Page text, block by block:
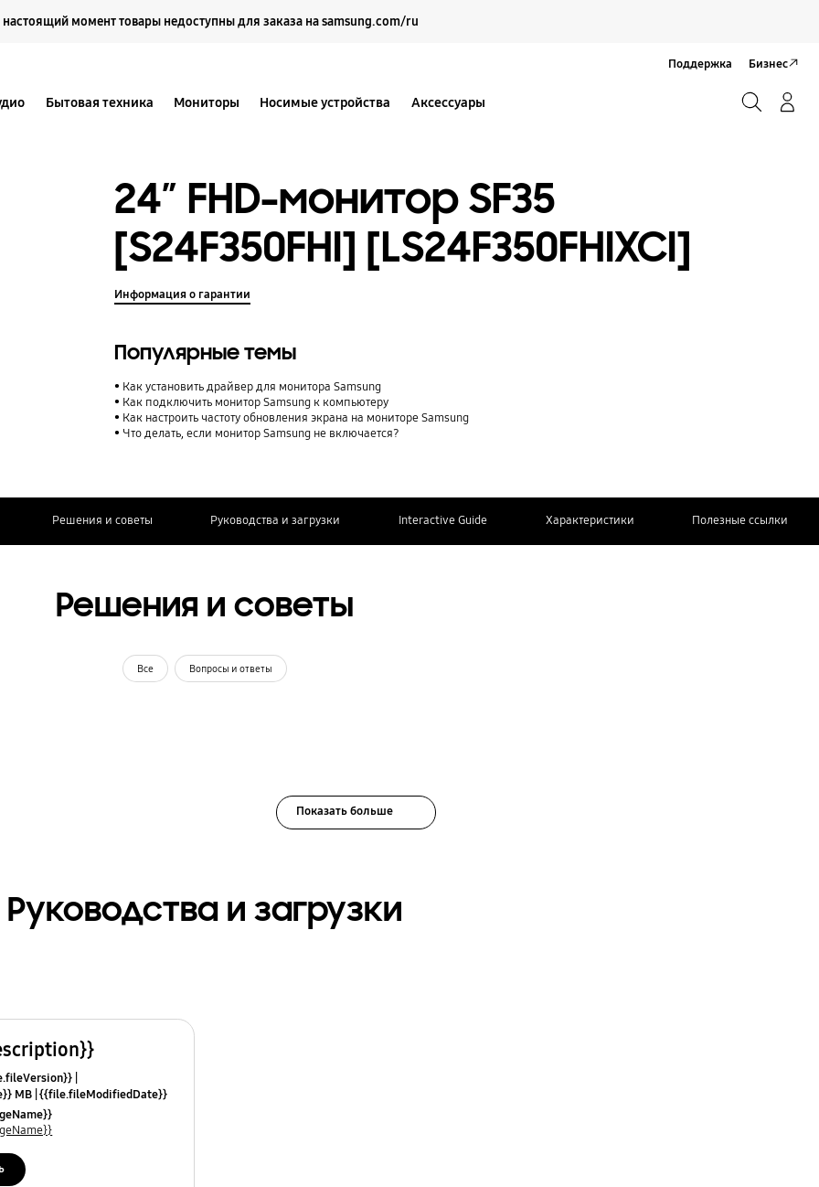
настоящий момент товары недоступны для заказа на samsung.com/ru
Бытовая техника Мониторы Носимые устройства Аксессуары
Поддержка Бизнес
24″ FHD-монитор SF35
[S24F350FHI] [LS24F350FHIXCI]
Информация о гарантии
Популярные темы
Как установить драйвер для монитора Samsung
Как подключить монитор Samsung к компьютеру
Как настроить частоту обновления экрана на мониторе Samsung
Что делать, если монитор Samsung не включается?
Решения и советы Руководства и загрузки Interactive Guide Характеристики Полезные ссылки
Решения и советы
Все Вопросы и ответы
Показать больше
Руководства и загрузки
MB {{file.fileModifiedDate}}